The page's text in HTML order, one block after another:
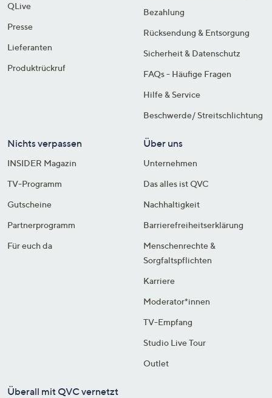
QLive
Presse
Lieferanten
Produktrückruf
Bezahlung
Rücksendung & Entsorgung
Sicherheit & Datenschutz
FAQs - Häufige Fragen
Hilfe & Service
Beschwerde/ Streitschlichtung
Nichts verpassen
INSIDER Magazin
TV-Programm
Gutscheine
Partnerprogramm
Für euch da
Über uns
Unternehmen
Das alles ist QVC
Nachhaltigkeit
Barrierefreiheitserklärung
Menschenrechte &
Sorgfaltspflichten
Karriere
Moderator*innen
TV-Empfang
Studio Live Tour
Outlet
Überall mit QVC vernetzt